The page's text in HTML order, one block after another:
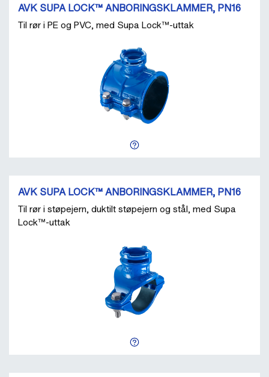
AVK SUPA LOCK™ ANBORINGSKLAMMER, PN16
Til rør i PE og PVC, med Supa Lock™-uttak
AVK SUPA LOCK™ ANBORINGSKLAMMER, PN16
Til rør i støpejern, duktilt støpejern og stål, med Supa
Lock™-uttak